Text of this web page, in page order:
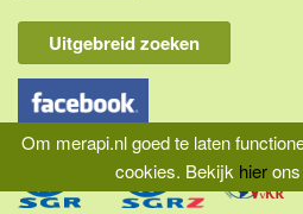
Om merapi.nl goed te laten
cookies. Bekijk hierons
Flores & Komodo
Overige Sunda eilanden
Java
Kalimantan
Molukken
Uitgebreid zoeken
Home | Aansprakelijkheid | Privacy |